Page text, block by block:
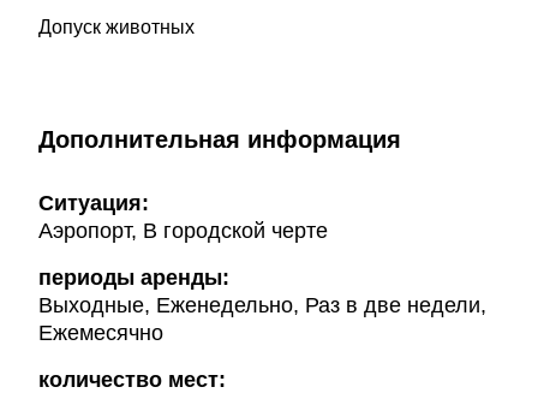
Допуск животных
Дополнительная информация
Ситуация:
Аэропорт, В городской черте
периоды аренды:
Выходные, Еженедельно, Раз в две недели,
Ежемесячно
количество мест: